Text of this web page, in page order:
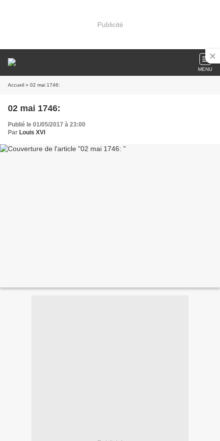
Publicité
MENU
Accueil » 02 mai 1746:
02 mai 1746:
Publié le 01/05/2017 à 23:00
Par Louis XVI